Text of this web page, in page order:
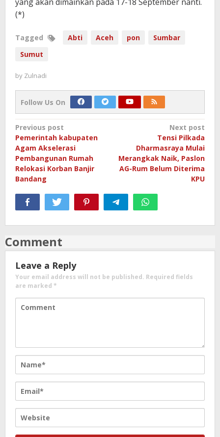
(*)
Tagged Abti Aceh pon
Sumbar
Sumut
by Zulnadi
Follow Us On
Post
navigation
Previous post
Pemerintah kabupaten
Agam Akselerasi
Pembangunan Rumah
Relokasi Korban Banjir
Bandang
Next post
Tensi Pilkada
Dharmasraya Mulai
Merangkak Naik, Paslon
AG-Rum Belum Diterima
KPU
Comment
Leave a Reply
Your email address will not be published. Required fields
are marked *